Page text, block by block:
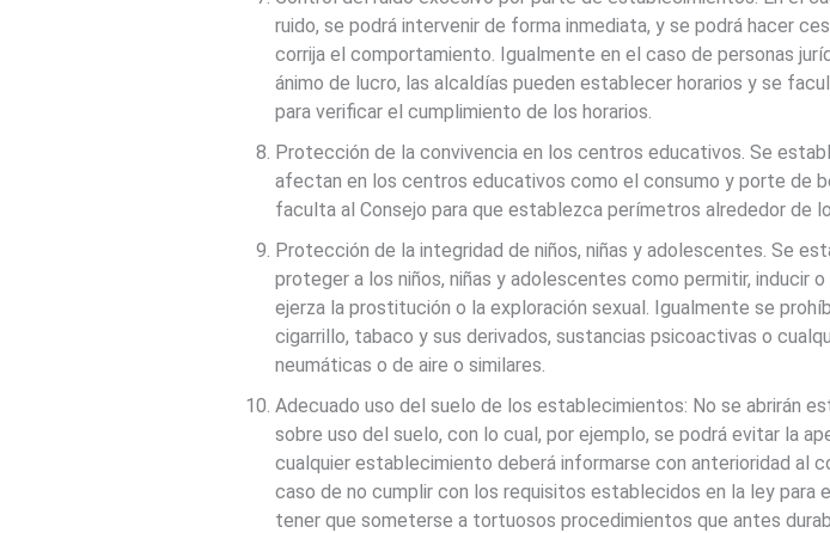
ruido, se podrá intervenir de forma inmediata, y se podrá hacer
corrija el comportamiento. Igualmente en el caso de personas
ánimo de lucro, las alcaldías pueden establecer horarios y se
para verificar el cumplimiento de los horarios.
Protección de la convivencia en los centros educativos. Se
afectan en los centros educativos como el consumo y porte de
faculta al Consejo para que establezca perímetros alrededor de
Protección de la integridad de niños, niñas y adolescentes. Se
proteger a los niños, niñas y adolescentes como permitir, inducir
ejerza la prostitución o la exploración sexual. Igualmente se
cigarrillo, tabaco y sus derivados, sustancias psicoactivas o
neumáticas o de aire o similares.
Adecuado uso del suelo de los establecimientos: No se abrirán
sobre uso del suelo, con lo cual, por ejemplo, se podrá evitar la
cualquier establecimiento deberá informarse con anterioridad al
caso de no cumplir con los requisitos establecidos en la ley
tener que someterse a tortuosos procedimientos que antes